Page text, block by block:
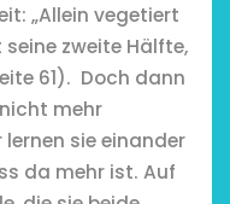
„Allein vegetiert
zweite Hälfte,
61). Doch dann
mehr
lernen sie einander
da mehr ist. Auf